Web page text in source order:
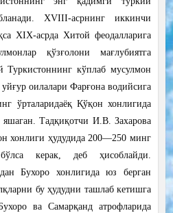
XVIII-асрнинг иккинчи
ХIХ-асрда Хитой феодалларига
қўзғолони мағлубиятга
Туркистоннинг кўплаб мусулмон
оилалари Фарғона водийсига
ўрталаридаёқ Қўқон хонлигида
Тадқиқотчи И.В. Захарова
хонлиги ҳудудида 200—250 минг
керак, деб ҳисоблайди.
Бухоро хонлигида юз берган
бу ҳудудни ташлаб кетишга
ва Самарқанд атрофларида